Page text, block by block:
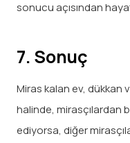
sonucu açısından
7. Sonuç
Miras kalan ev, dükkan
halinde, mirasçılardan
ediyorsa, diğer